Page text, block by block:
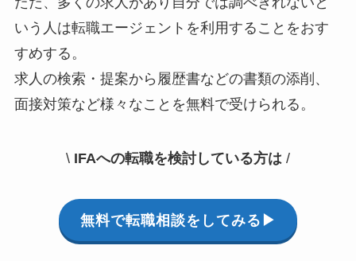
いう人は転職エージェントを利用することをおす
すめする。
求人の検索・提案から履歴書などの書類の添削、
面接対策など様々なことを無料で受けられる。
\ IFAへの転職を検討している方は /
無料で転職相談をしてみる▶︎